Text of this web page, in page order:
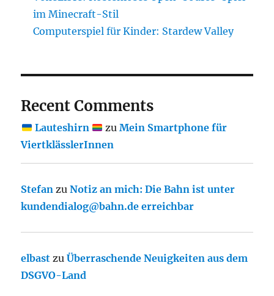
im Minecraft-Stil
Computerspiel für Kinder: Stardew Valley
Recent Comments
Lauteshirn zu Mein Smartphone für
ViertklässlerInnen
Stefan zuNotiz an mich: Die Bahn ist unter
kundendialog@bahn.de erreichbar
elbast zuÜberraschende Neuigkeiten aus dem
DSGVO-Land